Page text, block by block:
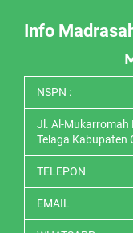
Info
NSPN :
Jl. Al-Mukarromah
Telaga Kabupaten
TELEPON
EMAIL